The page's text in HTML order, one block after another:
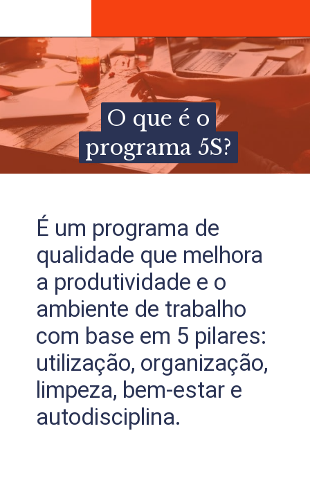
É um programa de
qualidade que melhora
a produtividade e o
ambiente de trabalho
com base em 5 pilares:
utilização, organização,
limpeza, bem-estar e
autodisciplina.
O que é o
programa 5S?
O que é o
programa 5S?